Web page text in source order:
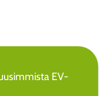
EV-